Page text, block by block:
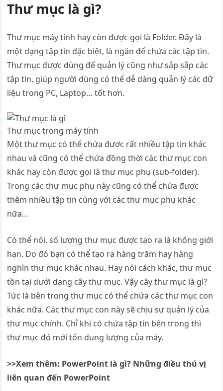
Thư mục là gì?
Thư mục máy tính hay còn được gọi là Folder. Đây là
một dạng tập tin đặc biệt, là ngăn để chứa các tập tin.
Thư mục được dùng để quản lý cũng như sắp sắp các
tập tin, giúp người dùng có thể dễ dàng quản lý các dữ
liệu trong PC, Laptop… tốt hơn.
Thư mục trong máy tính
Một thư mục có thể chứa được rất nhiều tập tin khác
nhau và cũng có thể chứa đồng thời các thư mục con
khác hay còn được gọi là thư mục phụ (sub-folder).
Trong các thư mục phụ này cũng có thể chứa được
thêm nhiều tập tin cùng với các thư mục phụ khác
nữa…
Có thể nói, số lượng thư mục được tạo ra là không giới
hạn. Do đó bạn có thể tạo ra hàng trăm hay hàng
nghìn thư mục khác nhau. Hay nói cách khác, thư mục
tồn tại dưới dạng cây thư mục. Vậy cây thư mục là gì?
Tức là bên trong thư mục có thể chứa các thư mục con
khác nữa. Các thư mục con này sẽ chịu sự quản lý của
thư mục chính. Chỉ khi có chứa tập tin bên trong thì
thư mục đó mới tốn dung lượng của máy.
>>Xem thêm: PowerPoint là gì? Những điều thú vị
liên quan đến PowerPoint